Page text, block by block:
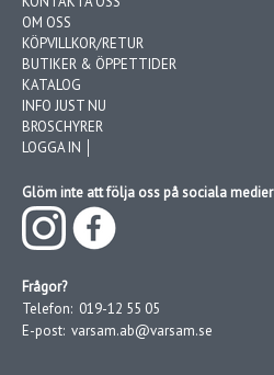
OM OSS
KÖPVILLKOR/RETUR
BUTIKER & ÖPPETTIDER
KATALOG
INFO JUST NU
BROSCHYRER
LOGGA IN │
Glöm inte att följa oss på sociala medier
Frågor?
Telefon: 019-12 55 05
E-post: varsam.ab@varsam.se